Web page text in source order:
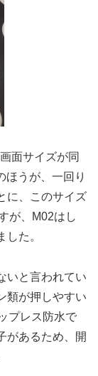
面サイズが同
ほうが、一回り
に、このサイズ
が、M02はし
た。
いと言われてい
類が押しやすい
プレス防水で
があるため、開